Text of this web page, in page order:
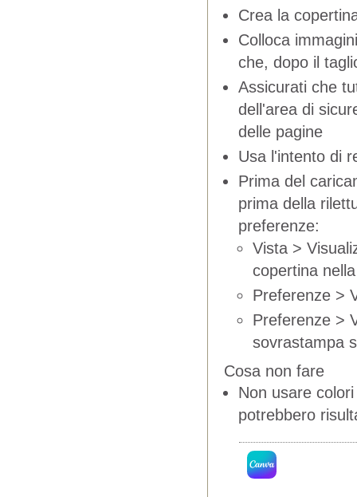
Crea la
Colloca
che, dopo il
Assicurati che
dell'area di
delle pagine
Usa l'intento di
Prima del
prima della
preferenze:
Vista >
copertina
Preferenze >
Preferenze >
sovrastampa
Cosa non fare
Non usare
potrebbero